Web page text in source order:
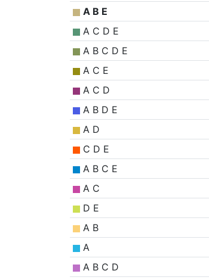
A B E
A C D E
A B C D E
A C E
A C D
A B D E
A D
C D E
A B C E
A C
D E
A B
A
A B C D